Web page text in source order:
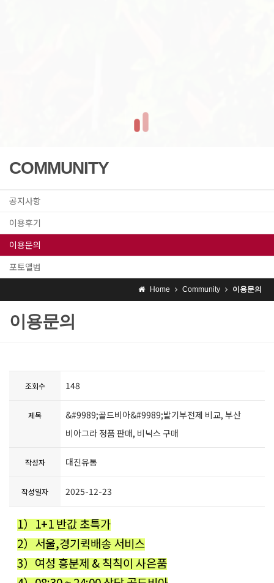
COMMUNITY
공지사항
이용후기
이용문의
포토앨범
Home Community 이용문의
이용문의
조회수 148
제목
&#9989;골드비아&#9989;발기부전제 비교, 부산
비아그라 정품 판매, 비닉스 구매
작성자 대진유통
작성일자 2025-12-23
1）1+1 반값 초특가
2）서울,경기퀵배송 서비스
3）여성 흥분제 & 칙칙이 사은품